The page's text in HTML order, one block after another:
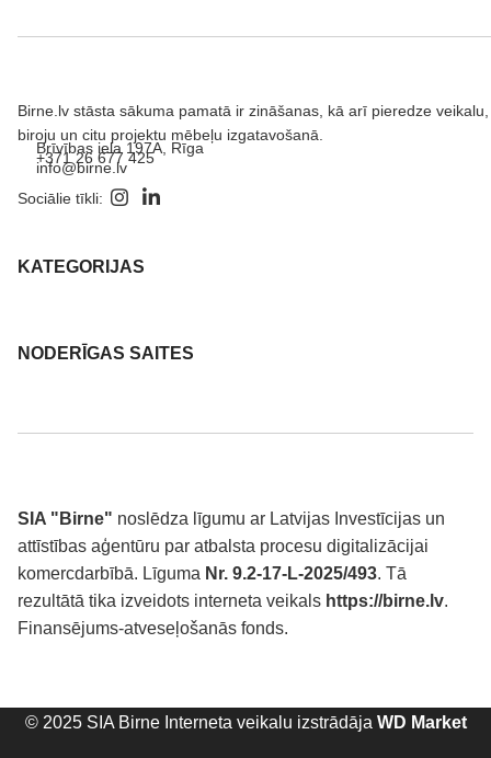
Birne.lv stāsta sākuma pamatā ir zināšanas, kā arī pieredze veikalu,
biroju un citu projektu mēbeļu izgatavošanā.
Brīvības iela 197A, Rīga
+371 26 677 425
info@birne.lv
Sociālie tīkli:
KATEGORIJAS
NODERĪGAS SAITES
SIA "Birne" noslēdza līgumu ar Latvijas Investīcijas un
attīstības aģentūru par atbalsta procesu digitalizācijai
komercdarbībā. Līguma Nr. 9.2-17-L-2025/493. Tā
rezultātā tika izveidots interneta veikals https://birne.lv.
Finansējums-atveseļošanās fonds.
© 2025 SIA Birne Interneta veikalu izstrādāja WD Market